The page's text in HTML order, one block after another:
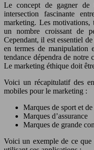
Le concept de gagner de
intersection fascinante
marketing. Les motivations,
un nombre croissant de
Cependant, il est essentiel
en termes de manipulation
tendance dépendra de notre
Le marketing éthique doit
Voici un récapitulatif des
mobiles pour le marketing :
Marques de sport et
Marques d’assurance
Marques de grande
Voici un exemple de ce